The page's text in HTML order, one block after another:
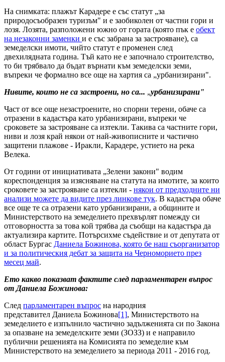
На снимката: плажът Карадере е със статут „за
природосъобразен туризъм" и е заобиколен от частни гори и
лозя. Лозята, разположени южно от гората (която пък е обект
на незаконни заменки и е със забрана за застрояване), са
земеделски имоти, чийто статут е променен след
двехилядната година. Тъй като не е започнало строителство,
то би трябвало да бъдат върнати към земеделски земи,
въпреки че формално все още на хартия са „урбанизирани".
Нивите, които не са застроени, но са... „урбанизирани"
Част от все още незастроените, но спорни терени, обаче са
отразени в кадастъра като урбанизирани, въпреки че
сроковете за застрояване са изтекли. Такива са частните гори,
ниви и лозя край някои от най-живописните и частично
защитени плажове - Иракли, Карадере, устието на река
Велека.
От години от инициативата „Зелени закони" водим
кореспонденция за изясняване на статута на имотите, за които
сроковете за застрояване са изтекли - някои от предходните ни
анализи можете да видите през линкове тук. В кадастъра обаче
все още те са отразени като урбанизирани, а общините и
Министерството на земеделието прехвърлят помежду си
отговорността за това кой трябва да съобщи на кадастъра да
актуализира картите. Потърсихме съдействие и от депутата от
област Бургас Даниела Божинова, която бе наш съорганизатор
и за политическия дебат за защита на Черноморието през
месец май.
Ето какво показват фактите след парламентарен въпрос
от Даниела Божинова:
След парламентарен въпрос на народния
представител Даниела Божинова[1], Министерството на
земеделието е изпълнило частично задълженията си по Закона
за опазване на земеделските земи (ЗОЗЗ) и е направило
публични решенията на Комисията по земеделие към
Министерството на земеделието за периода 2011 - 2016 год.